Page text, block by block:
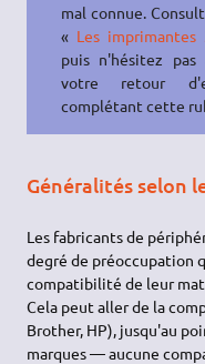
mal connue.
« Les imprimantes
puis n'hésitez pas
votre retour
complétant cette
Généralités selon
Les fabricants de
degré de préoccupation
compatibilité de leur
Cela peut aller de la
Brother, HP), jusqu'au
marques — aucune